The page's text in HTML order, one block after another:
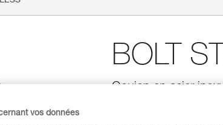
BOLT
Goujon en acier
milieux extérieurs
Goujon en acier
vos données